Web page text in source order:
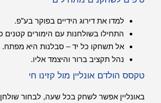
למדו את דירוג הידיים בפוקר בע”פ.
התחילו בשולחנות עם הימורים קטנים
אל תשחקו כל יד – סבלנות היא מפתח.
נהל תקציב ברור והיצמד אליו.
טקסס הולדם אונליין מול קזינו חי
באונליין אפשר לשחק בכל שעה, לבחור